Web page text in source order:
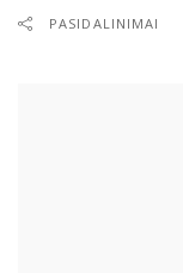
PASIDALINIMAI